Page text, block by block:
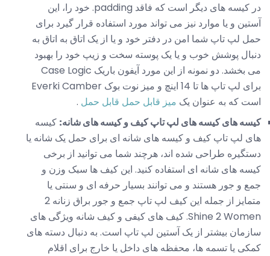
در کیسه های دیگر است که فاقد padding. خود را، این
آستین و یا موارد نیز می تواند مورد استفاده قرار گیرد برای
حمل لپ تاپ شما امن در دفتر خود و یا از یک اتاق به اتاق به
دنبال پوشش خوب و یا یک پوسته سخت و زیپ خود را بهبود
می بخشد. دو نمونه از این مورد آیفون باریک Case Logic
برای لپ تاپ ها تا 14 اینچ و میز نوت بوک Everki Camber
است که به عنوان یک میز قابل حمل قابل حمل .
کیسه های کیسه های لپ تاپ کیف و کیسه های شانه: کیسه
های لپ تاپ کیف و کیسه های شانه ای برای حمل یک شانه یا
دستگیره طراحی شده اند، هرچند شما می توانید از برخی
کیسه های شانه ای استفاده کنید. این کیف ها سبک وزن و
جمع و جور هستند و می توانند بسیار حرفه ای و سنتی یا
متمایز از جمله این کیف لپ تاپ جمع و جور براق زنانه 2
Shine 2 Women. کیف های کیفی و کیف شانه ویژگی های
سازمان بیشتر از یک آستین لپ تاپ است. به دنبال دسته های
کمکی یا تسمه ها، محفظه های داخل یا خارج برای اقلام